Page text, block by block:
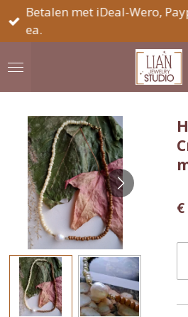
Ga
direct
de
Betalen met iDeal-Wero,
ea.